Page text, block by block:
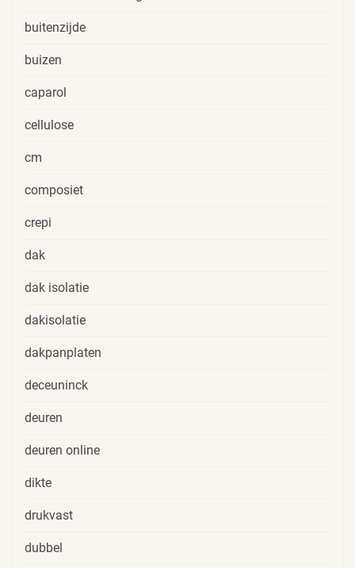
buitenzijde
buizen
caparol
cellulose
cm
composiet
crepi
dak
dak isolatie
dakisolatie
dakpanplaten
deceuninck
deuren
deuren online
dikte
drukvast
dubbel